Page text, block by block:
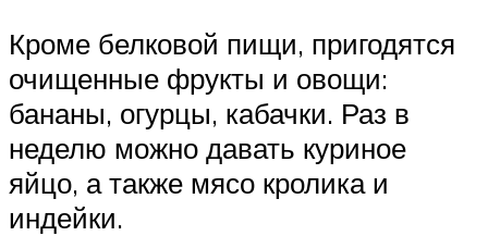
Кроме белковой пищи, пригодятся
очищенные фрукты и овощи:
бананы, огурцы, кабачки. Раз в
неделю можно давать куриное
яйцо, а также мясо кролика и
индейки.